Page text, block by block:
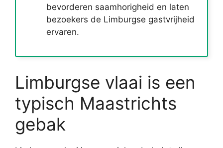
bevorderen saamhorigheid en laten
bezoekers de Limburgse gastvrijheid
ervaren.
Limburgse vlaai is een
typisch Maastrichts
gebak